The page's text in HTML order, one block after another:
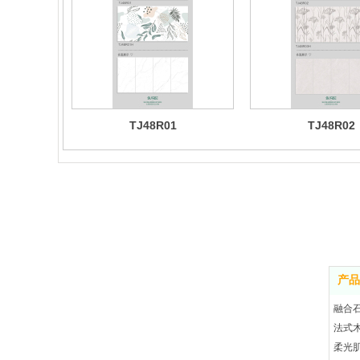
TJ48R01 TJ48R02
产
融合
法式
柔光